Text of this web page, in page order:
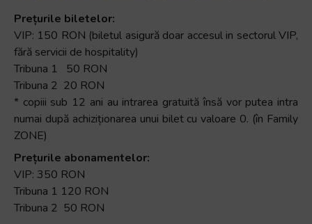
Prețurile biletelor:
VIP: 150 RON (biletul asigură doar accesul in sectorul VIP,
fără servicii de hospitality)
Tribuna 1 50 RON
Tribuna 2 20 RON
* copiii sub 12 ani au intrarea gratuită însă vor putea intra
numai după achiziționarea unui bilet cu valoare 0. (în Family
ZONE)
Prețurile abonamentelor:
VIP: 350 RON
Tribuna 1 120 RON
Tribuna 2 50 RON